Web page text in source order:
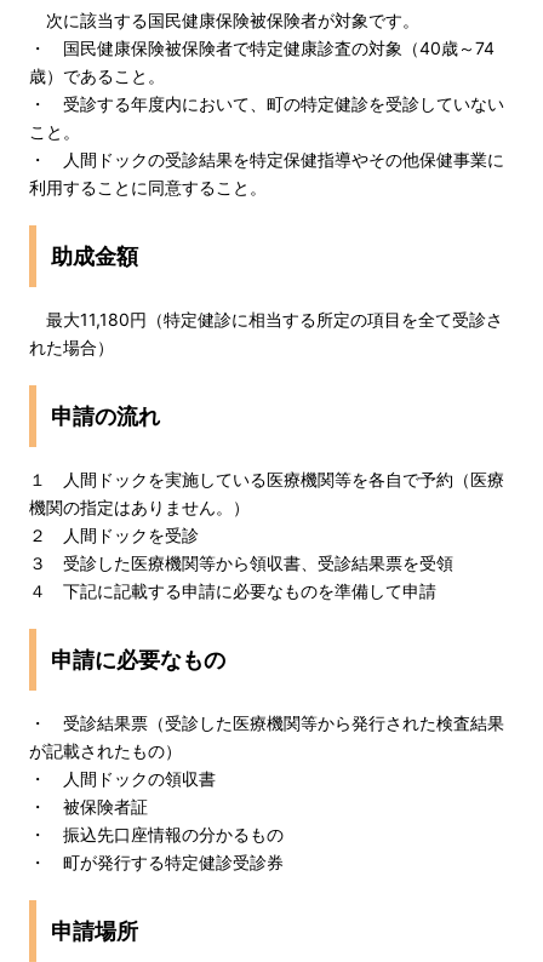
次に該当する国民健康保険被保険者が対象です。
・ 国民健康保険被保険者で特定健康診査の対象（40歳～74
歳）であること。
・ 受診する年度内において、町の特定健診を受診していない
こと。
・ 人間ドックの受診結果を特定保健指導やその他保健事業に
利用することに同意すること。
助成金額
最大11,180円（特定健診に相当する所定の項目を全て受診さ
れた場合）
申請の流れ
１ 人間ドックを実施している医療機関等を各自で予約（医療
機関の指定はありません。）
２ 人間ドックを受診
３ 受診した医療機関等から領収書、受診結果票を受領
４ 下記に記載する申請に必要なものを準備して申請
申請に必要なもの
・ 受診結果票（受診した医療機関等から発行された検査結果
が記載されたもの）
・ 人間ドックの領収書
・ 被保険者証
・ 振込先口座情報の分かるもの
・ 町が発行する特定健診受診券
申請場所